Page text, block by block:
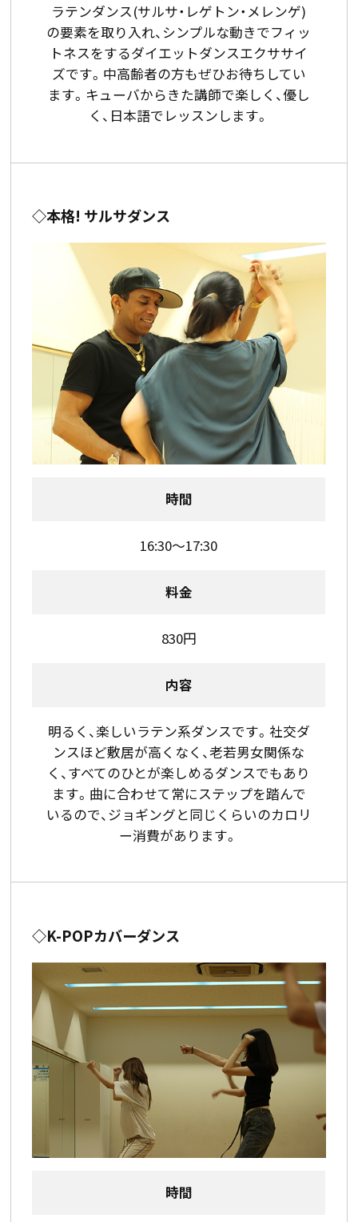
ラテンダンス(サルサ・レゲトン・メレンゲ)
の要素を取り入れ、シンプルな動きでフィッ
トネスをするダイエットダンスエクササイ
ズです。中高齢者の方もぜひお待ちしてい
ます。キューバからきた講師で楽しく、優し
く、日本語でレッスンします。
◇本格! サルサダンス
時間
16:30～17:30
料金
830円
内容
明るく、楽しいラテン系ダンスです。社交ダ
ンスほど敷居が高くなく、老若男女関係な
く、すべてのひとが楽しめるダンスでもあり
ます。曲に合わせて常にステップを踏んで
いるので、ジョギングと同じくらいのカロリ
ー消費があります。
◇K-POPカバーダンス
時間